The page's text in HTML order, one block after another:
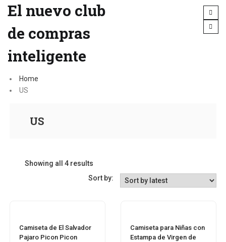
El nuevo club
de compras
inteligente
Home
US
US
Showing all 4 results
Sort by:
Camiseta de El Salvador
Pajaro Picon Picon
Camiseta para Niñas con
Estampa de Virgen de